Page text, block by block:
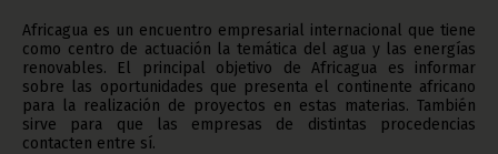
Africagua es un encuentro empresarial internacional que tiene
como centro de actuación la temática del agua y las energías
renovables. El principal objetivo de Africagua es informar
sobre las oportunidades que presenta el continente africano
para la realización de proyectos en estas materias. También
sirve para que las empresas de distintas procedencias
contacten entre sí.